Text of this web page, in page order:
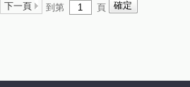
下一頁 到第 頁